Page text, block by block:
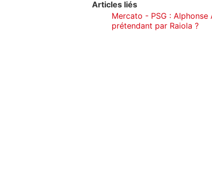
Articles liés
Mercato - PSG :
prétendant par Raiola ?